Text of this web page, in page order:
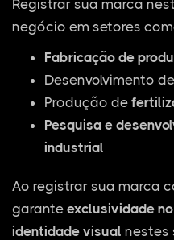
Registrar sua marca
negócio em setores
Fabricação de
Desenvolvimento de
Produção de
Pesquisa e
industrial
Ao registrar sua marca
garante exclusividade
identidade visual nestes